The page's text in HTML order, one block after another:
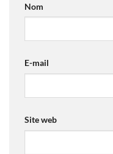
Nom
E-mail
Site web